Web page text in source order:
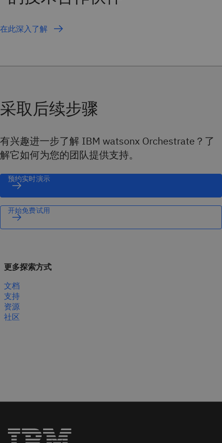
在此深入了解
采取后续步骤
有兴趣进一步了解 IBM watsonx Orchestrate？了
解它如何为您的团队提供支持。
预约实时演示
开始免费试用
更多探索方式
文档
支持
资源
社区